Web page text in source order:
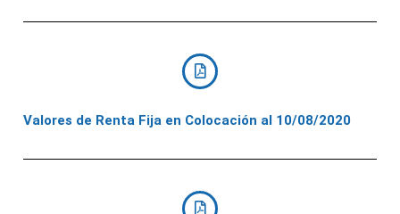
Valores de Renta Fija en Colocación al 10/08/2020